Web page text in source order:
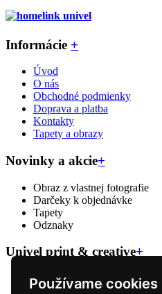
Používame cookies
Informácie +
Úvod
O nás
Obchodné podmienky
Doprava a platba
Kontakty
Tapety a obrazy
Novinky a akcie+
Obraz z vlastnej fotografie
Darčeky k objednávke
Tapety
Odznaky
Univel print & creative+
Veľkoformátova tlač
Reklamný textil